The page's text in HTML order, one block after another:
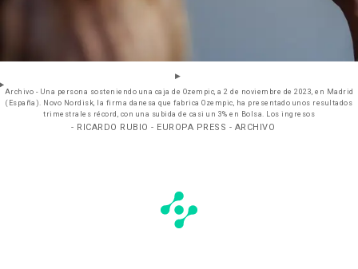
Archivo - Una persona sosteniendo una caja de Ozempic, a 2 de noviembre de 2023, en Madrid
(España). Novo Nordisk, la firma danesa que fabrica Ozempic, ha presentado unos resultados
trimestrales récord, con una subida de casi un 3% en Bolsa. Los ingresos
- RICARDO RUBIO - EUROPA PRESS - ARCHIVO